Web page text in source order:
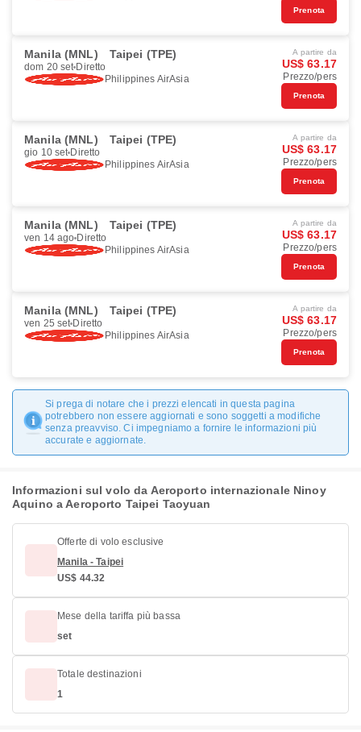
Prenota
Manila (MNL) Taipei (TPE)
dom 20 set Diretto
Philippines AirAsia
A partire da
US$ 63.17
Prezzo/pers
Prenota
Manila (MNL) Taipei (TPE)
gio 10 set Diretto
Philippines AirAsia
A partire da
US$ 63.17
Prezzo/pers
Prenota
Manila (MNL) Taipei (TPE)
ven 14 ago Diretto
Philippines AirAsia
A partire da
US$ 63.17
Prezzo/pers
Prenota
Manila (MNL) Taipei (TPE)
ven 25 set Diretto
Philippines AirAsia
A partire da
US$ 63.17
Prezzo/pers
Prenota
Si prega di notare che i prezzi elencati in questa pagina
potrebbero non essere aggiornati e sono soggetti a modifiche
senza preavviso. Ci impegniamo a fornire le informazioni più
accurate e aggiornate.
Informazioni sul volo da Aeroporto internazionale Ninoy
Aquino a Aeroporto Taipei Taoyuan
Offerte di volo esclusive
Manila - Taipei
US$ 44.32
Mese della tariffa più bassa
set
Totale destinazioni
1